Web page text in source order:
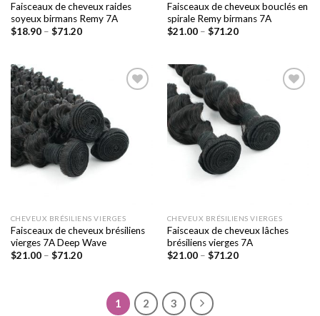
Faisceaux de cheveux raides
soyeux birmans Remy 7A
$18.90– $71.20
Faisceaux de cheveux bouclés en
spirale Remy birmans 7A
$21.00– $71.20
souhaits
CHEVEUX BRÉSILIENS VIERGES
Faisceaux de cheveux brésiliens
vierges 7A Deep Wave
$21.00– $71.20
souhaits
CHEVEUX BRÉSILIENS VIERGES
Faisceaux de cheveux lâches
brésiliens vierges 7A
$21.00– $71.20
1 2 3